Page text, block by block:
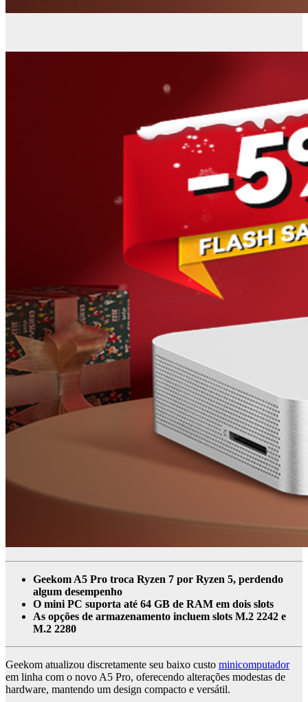
Geekom A5 Pro troca Ryzen 7 por Ryzen 5, perdendo
algum desempenho
O mini PC suporta até 64 GB de RAM em dois slots
As opções de armazenamento incluem slots M.2 2242 e
M.2 2280
Geekom atualizou discretamente seu baixo custo minicomputador
em linha com o novo A5 Pro, oferecendo alterações modestas de
hardware, mantendo um design compacto e versátil.